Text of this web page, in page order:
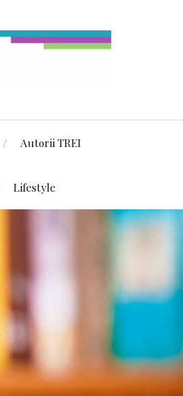
Autorii TREI
Lifestyle